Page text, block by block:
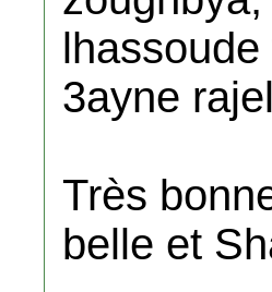
3ayne
Très
belle et